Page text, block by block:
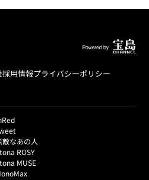
採用情報プライバシーポリシー
敵なあの人
ROSY
MUSE